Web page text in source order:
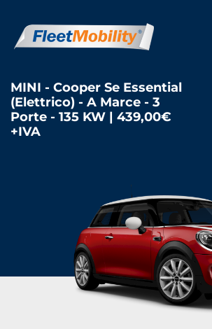
MINI - Cooper Se Essential
(Elettrico) - A Marce - 3
Porte - 135 KW | 439,00€
+IVA